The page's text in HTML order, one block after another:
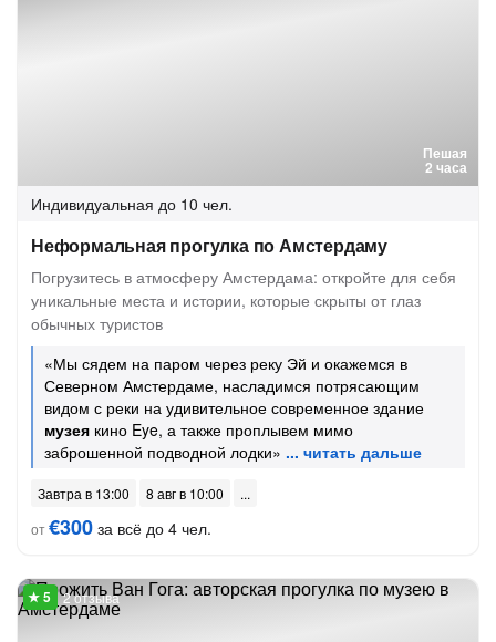
Пешая
2 часа
Индивидуальная до 10 чел.
Неформальная прогулка по Амстердаму
Погрузитесь в атмосферу Амстердама: откройте для себя
уникальные места и истории, которые скрыты от глаз
обычных туристов
«Мы сядем на паром через реку Эй и окажемся в
Северном Амстердаме, насладимся потрясающим
видом с реки на удивительное современное здание
музея кино Eye, а также проплывем мимо
заброшенной подводной лодки»
Завтра в 13:00
8 авг в 10:00
от€300 за всё до 4 чел.
2 отзыва